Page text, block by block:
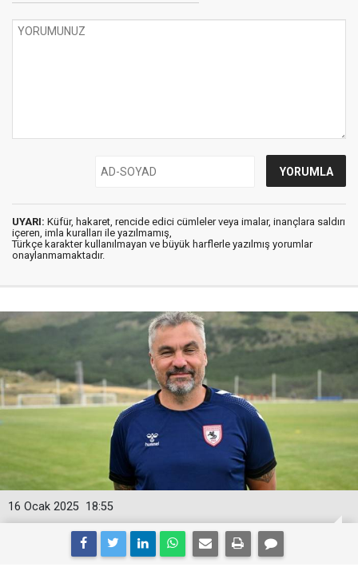
UYARI: Küfür, hakaret, rencide edici cümleler veya imalar, inançlara saldırı
içeren, imla kuralları ile yazılmamış,
Türkçe karakter kullanılmayan ve büyük harflerle yazılmış yorumlar
onaylanmamaktadır.
18:55
16 Ocak 2025